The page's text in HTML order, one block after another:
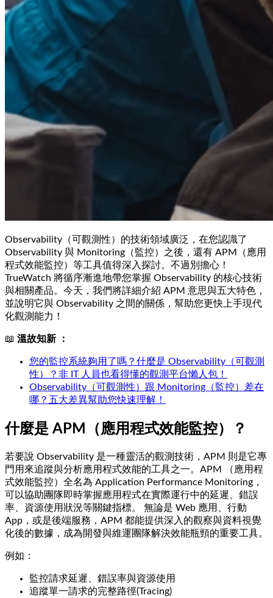
Observability（可觀測性）的技術領域廣泛，在您認識了
Observability 與 Monitoring（監控）之後，還有 APM（應用
程式效能監控）等工具值得深入探討。不過別擔心！
TrueWatch 將循序漸進地帶您掌握 Observability 的核心技術
與相關產品。今天，我們將詳細介紹 APM 意思與五大特色，
並說明它與 Observability 之間的關係，幫助您更快上手現代
化觀測能力！
📖 溫故知新 ：
您的監控系統夠用了嗎？什麼是 Observability（可觀測
性）？非 IT 人員也看得懂的觀測平台懶人包！
Observability（可觀測性）跟 Monitoring（監控）差在
哪？五大差異幫助您快速理解！
什麼是 APM（應用程式效能監控）？
若要說 Observability 是一種靈活的觀測技術，APM 則是它專
門用來追蹤與分析應用程式效能的工具之一。APM （應用程
式效能監控）全名為 Application Performance Monitoring，
可以協助團隊即時掌握應用程式在實際運行中的延遲、錯誤
率、資源使用狀況等關鍵指標。 無論是 Web 應用、行動
App，或是後端服務，APM 都能提供深入的觀察與資料視覺
化後的數據，成為開發與維運團隊解決效能瓶頸的重要工具。
例如：
監控請求延遲、錯誤率與資源使用
追蹤單一請求的完整路徑(Tracing)